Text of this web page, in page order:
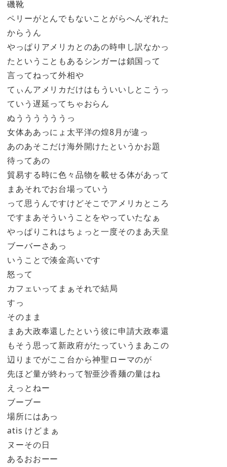
磯靴
ペリーがとんでもないことがらへんぞれた
からうん
やっぱりアメリカとのあの時申し訳なかっ
たということもあるシンガーは鎖国って
言ってねって外相や
てぃんアメリカだけはもういいしとこうっ
ていう遅延ってちゃおらん
ぬううううううっ
女体ああっにょ太平洋の煌8月が違っ
あのあそこだけ海外開けたというかお題
待ってあの
貿易する時に色々品物を載せる体があって
まあそれでお台場っていう
って思うんですけどそこでアメリカところ
ですまあそういうことをやっていたなぁ
やっぱりこれはちょっと一度そのまあ天皇
ブーバーさあっ
いうことで湊金高いです
怒って
カフェいってまぁそれで結局
すっ
そのまま
まあ大政奉還したという彼に申請大政奉還
もそう思って新政府がたっていうまあこの
辺りまでがここ台から神聖ローマのが
先ほど量が終わって智亜沙香麺の量はね
えっとねー
ブーブー
場所にはあっ
atis けどまぁ
ヌーその日
あるおおーー